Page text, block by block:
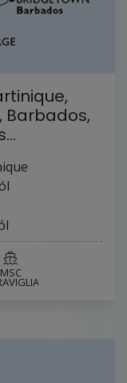
Barbados,
MSC